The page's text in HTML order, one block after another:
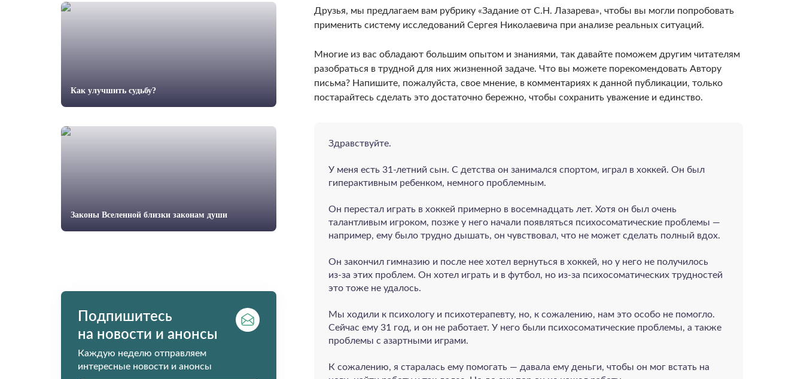
Друзья, мы предлагаем вам рубрику «Задание от С.Н. Лазарева», чтобы вы могли попробовать
применить систему исследований Сергея Николаевича при анализе реальных ситуаций.
Многие из вас обладают большим опытом и знаниями, так давайте поможем другим читателям
разобраться в трудной для них жизненной задаче. Что вы можете порекомендовать Автору
письма? Напишите, пожалуйста, свое мнение, в комментариях к данной публикации, только
постарайтесь сделать это достаточно бережно, чтобы сохранить уважение и единство.
Здравствуйте.
У меня есть 31‑летний сын. С детства он занимался спортом, играл в хоккей. Он был
гиперактивным ребенком, немного проблемным.
Он перестал играть в хоккей примерно в восемнадцать лет. Хотя он был очень
талантливым игроком, позже у него начали появляться психосоматические проблемы —
например, ему было трудно дышать, он чувствовал, что не может сделать полный вдох.
Он закончил гимназию и после нее хотел вернуться в хоккей, но у него не получилось
из‑за этих проблем. Он хотел играть и в футбол, но из‑за психосоматических трудностей
это тоже не удалось.
Мы ходили к психологу и психотерапевту, но, к сожалению, нам это особо не помогло.
Сейчас ему 31 год, и он не работает. У него были психосоматические проблемы, а также
проблемы с азартными играми.
К сожалению, я старалась ему помогать — давала ему деньги, чтобы он мог встать на
Как улучшить судьбу?
Законы Вселенной близки законам души
Подпишитесь
на новости и анонсы
Каждую неделю отправляем
интересные новости и анонсы